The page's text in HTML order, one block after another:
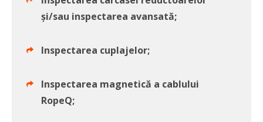
și/sau inspectarea avansată;
Inspectarea cuplajelor;
Inspectarea magnetică a cablului
RopeQ;